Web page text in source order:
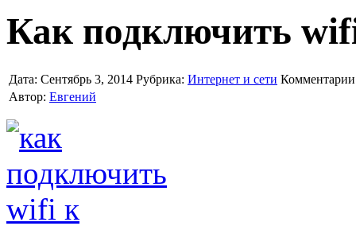
Как подключить
Дата: Сентябрь 3, 2014 Рубрика: Интернет и сети
Автор: Евгений